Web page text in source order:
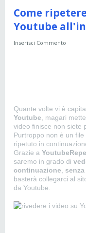
Come
Youtube
Inserisci Commento
Quante volte vi è
Youtube , magari
video finisce non siete
Purtroppo non è un
ripetuto in
Grazie a
saremo in grado di
continuazione
basterà collegarci al
da Youtube.